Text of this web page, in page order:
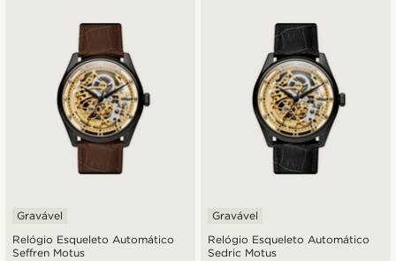
Relógio Esqueleto Automático
Seffren Motus
Gravável
Relógio Esqueleto Automático
Sedric Motus
Gravável